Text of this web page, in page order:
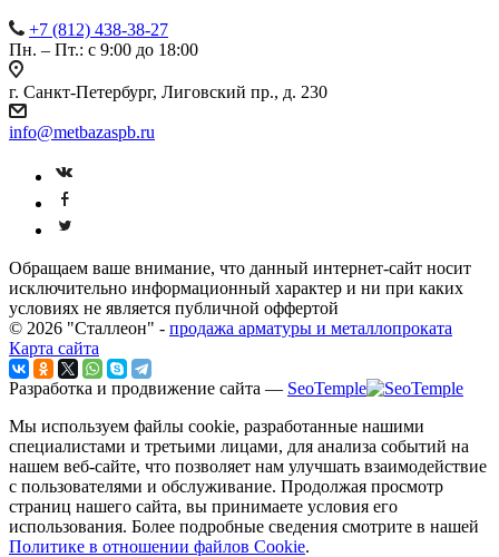
+7 (812) 438-38-27
Пн. – Пт.: с 9:00 до 18:00
г. Санкт-Петербург, Лиговский пр., д. 230
info@metbazaspb.ru
Обращаем ваше внимание, что данный интернет-сайт носит
исключительно информационный характер и ни при каких
условиях не является публичной оффертой
© 2026 "Сталлеон" - продажа арматуры и металлопроката
Карта сайта
Разработка и продвижение сайта — SeoTemple
Мы используем файлы cookie, разработанные нашими
специалистами и третьими лицами, для анализа событий на
нашем веб-сайте, что позволяет нам улучшать взаимодействие
с пользователями и обслуживание. Продолжая просмотр
страниц нашего сайта, вы принимаете условия его
использования. Более подробные сведения смотрите в нашей
Политике в отношении файлов Cookie.